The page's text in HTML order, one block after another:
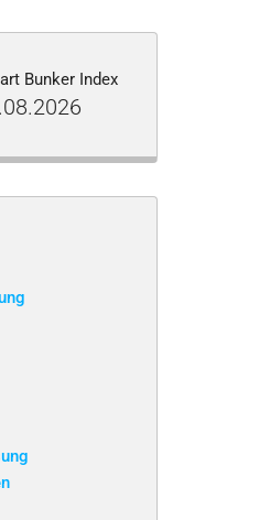
Bunker Index